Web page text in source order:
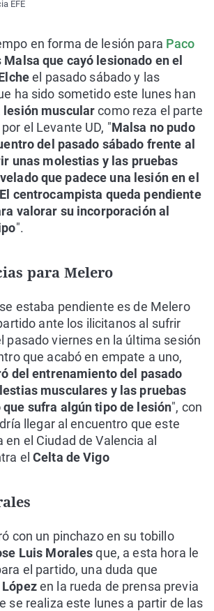
EFE
en forma de lesión para Paco
Malsa que cayó lesionado en el
el pasado sábado y las
ha sido sometido este lunes han
lesión muscularcomo reza el parte
el Levante UD, "Malsa no pudo
del pasado sábado frente al
unas molestias y las pruebas
que padece una lesión en el
centrocampista queda pendiente
valorar su incorporación al
".
para Melero
estaba pendiente es de Melero
ante los ilicitanos al sufrir
pasado viernes en la última sesión
que acabó en empate a uno,
del entrenamiento del pasado
musculares y las pruebas
que sufra algún tipo de lesión", con
llegar al encuentro que este
el Ciudad de Valencia al
el Celta de Vigo
con un pinchazo en su tobillo
Luis Moralesque, a esta hora le
el partido, una duda que
en la rueda de prensa previa
se realiza este lunes a partir de las